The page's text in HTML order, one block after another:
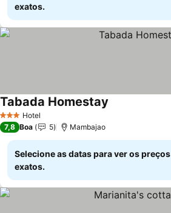
exatos.
3 EstrelasHotel
Tabada Homestay
7,8 Boa 5 Mambajao
Selecione as datas para ver os preços
exatos.